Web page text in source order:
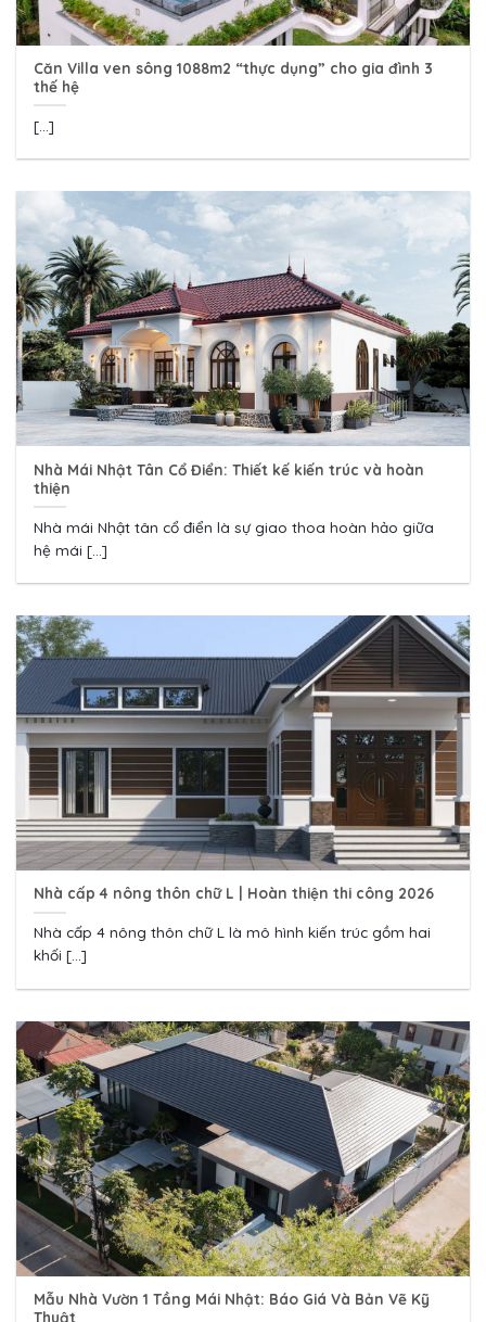
Căn Villa ven sông 1088m2 “thực dụng” cho gia đình 3
thế hệ
[...]
Nhà Mái Nhật Tân Cổ Điển: Thiết kế kiến trúc và hoàn
thiện
Nhà mái Nhật tân cổ điển là sự giao thoa hoàn hảo giữa
hệ mái [...]
Nhà cấp 4 nông thôn chữ L | Hoàn thiện thi công 2026
Nhà cấp 4 nông thôn chữ L là mô hình kiến trúc gồm hai
khối [...]
Mẫu Nhà Vườn 1 Tầng Mái Nhật: Báo Giá Và Bản Vẽ Kỹ
Thuật